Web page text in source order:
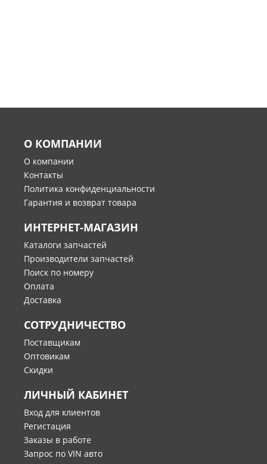
О КОМПАНИИ
О компании
Контакты
Политика конфиденциальности
Гарантия и возврат товара
ИНТЕРНЕТ-МАГАЗИН
Каталоги запчастей
Производители запчастей
Поиск по номеру
Оплата
Доставка
СОТРУДНИЧЕСТВО
Поставщикам
Оптовикам
Скидки
ЛИЧНЫЙ КАБИНЕТ
Вход для клиентов
Регистация
Заказы в работе
Запрос по VIN авто